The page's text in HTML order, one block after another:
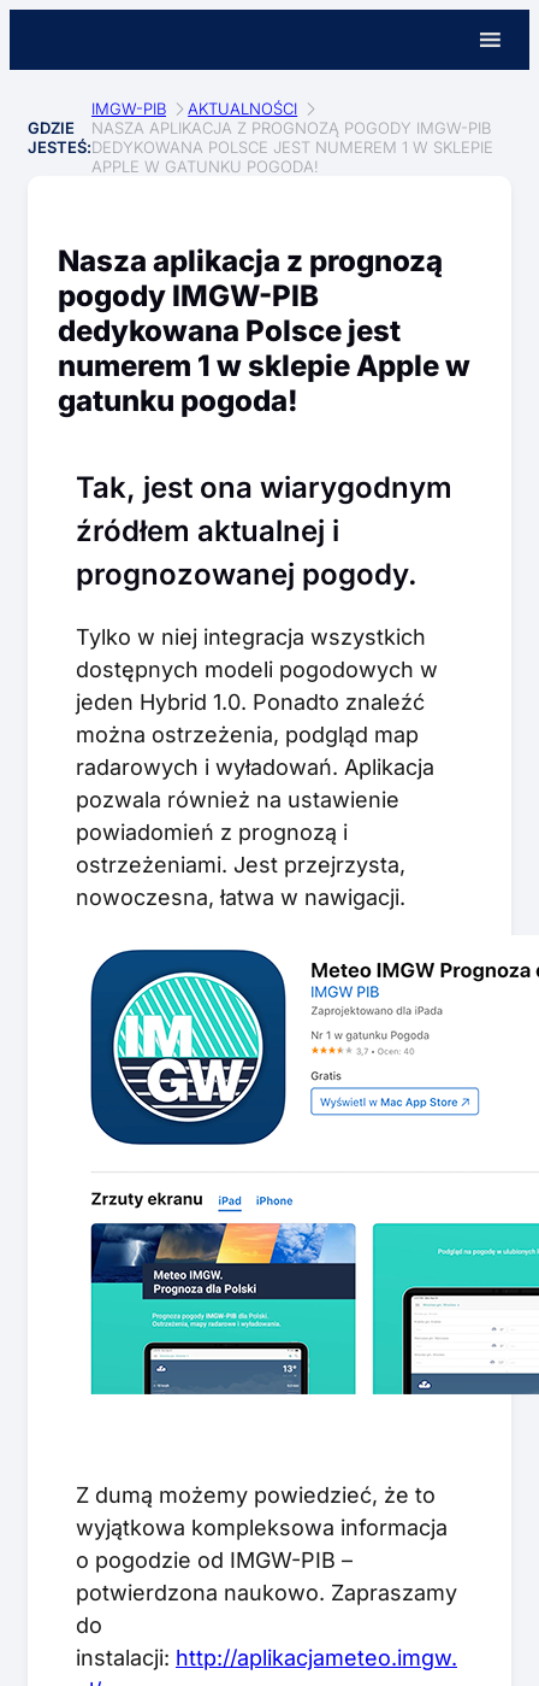
GDZIE
JESTEŚ:
IMGW-PIB
AKTUALNOŚCI
NASZA APLIKACJA Z PROGNOZĄ POGODY IMGW-PIB
DEDYKOWANA POLSCE JEST NUMEREM 1 W SKLEPIE
APPLE W GATUNKU POGODA!
Nasza aplikacja z prognozą
pogody IMGW-PIB
dedykowana Polsce jest
numerem 1 w sklepie Apple w
gatunku pogoda!
Tak, jest ona wiarygodnym
źródłem aktualnej i
prognozowanej pogody.
Tylko w niej integracja wszystkich
dostępnych modeli pogodowych w
jeden Hybrid 1.0. Ponadto znaleźć
można ostrzeżenia, podgląd map
radarowych i wyładowań. Aplikacja
pozwala również na ustawienie
powiadomień z prognozą i
ostrzeżeniami. Jest przejrzysta,
nowoczesna, łatwa w nawigacji.
Z dumą możemy powiedzieć, że to
wyjątkowa kompleksowa informacja
o pogodzie od IMGW-PIB –
potwierdzona naukowo. Zapraszamy
do
instalacji: http://aplikacjameteo.imgw.